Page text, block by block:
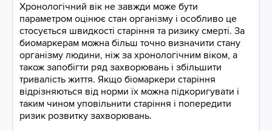
Хронологічний вік не завжди може бути
параметром оцінює стан організму і особливо це
стосується швидкості старіння та ризику смерті. За
биомаркерам можна більш точно визначити стану
організму людини, ніж за хронологічним віком, а
також запобігти ряд захворювань і збільшити
тривалість життя. Якщо біомаркери старіння
відрізняються від норми їх можна підкоригувати і
таким чином уповільнити старіння і попередити
ризик розвитку захворювань.